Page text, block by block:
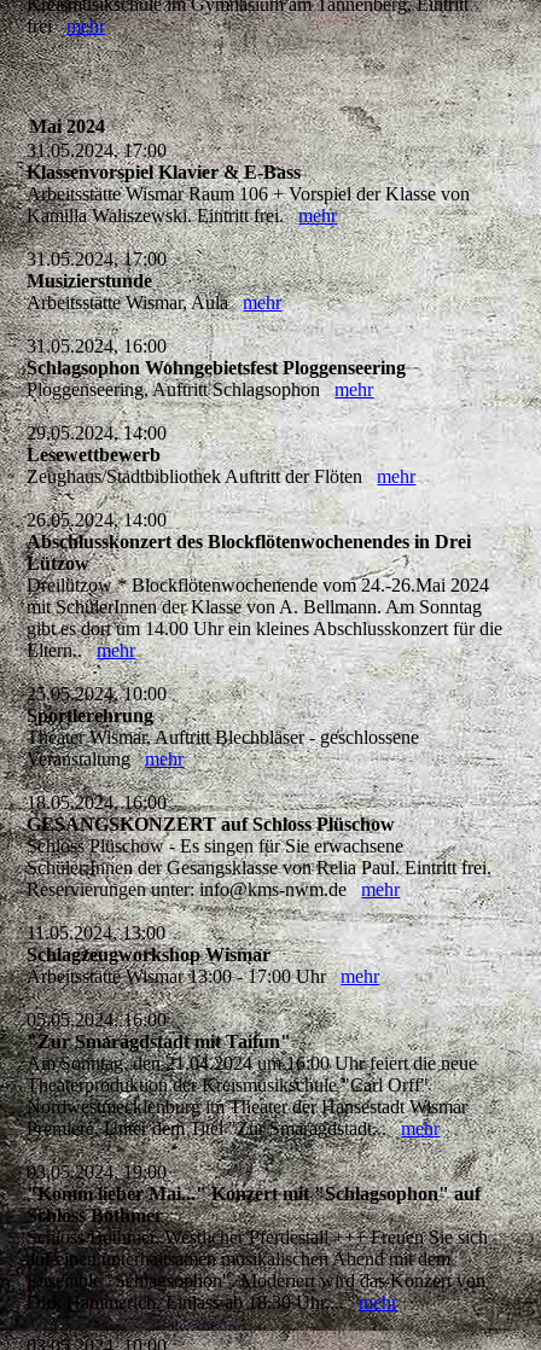
Kreismusikschule im Gymnasium am Tannenberg, Eintritt
freimehr
Mai 2024
31.05.2024, 17:00
Klassenvorspiel Klavier & E-Bass
Arbeitsstätte Wismar Raum 106 + Vorspiel der Klasse von
Kamilla Waliszewski. Eintritt frei.mehr
31.05.2024, 17:00
Musizierstunde
Arbeitsstätte Wismar, Aulamehr
31.05.2024, 16:00
Schlagsophon Wohngebietsfest Ploggenseering
Ploggenseering, Auftritt Schlagsophonmehr
29.05.2024, 14:00
Lesewettbewerb
Zeughaus/Stadtbibliothek Auftritt der Flötenmehr
26.05.2024, 14:00
Abschlusskonzert des Blockflötenwochenendes in Drei
Lützow
Dreilützow * Blockflötenwochenende vom 24.-26.Mai 2024
mit SchülerInnen der Klasse von A. Bellmann. Am Sonntag
gibt es dort um 14.00 Uhr ein kleines Abschlusskonzert für die
Eltern..mehr
25.05.2024, 10:00
Sportlerehrung
Theater Wismar, Auftritt Blechbläser - geschlossene
Veranstaltungmehr
18.05.2024, 16:00
GESANGSKONZERT auf Schloss Plüschow
Schloss Plüschow - Es singen für Sie erwachsene
Schüler:Innen der Gesangsklasse von Relia Paul. Eintritt frei.
Reservierungen unter: info@kms-nwm.demehr
11.05.2024, 13:00
Schlagzeugworkshop Wismar
Arbeitsstätte Wismar 13:00 - 17:00 Uhrmehr
05.05.2024, 16:00
"Zur Smaragdstadt mit Taifun"
Am Sonntag, den 21.04.2024 um 16:00 Uhr feiert die neue
Theaterproduktion der Kreismusikschule "Carl Orff"
Nordwestmecklenburg im Theater der Hansestadt Wismar
Premiere. Unter dem Titel "Zur Smaragdstadt...mehr
03.05.2024, 19:00
"Komm lieber Mai..." Konzert mit "Schlagsophon" auf
Schloss Bothmer
Schloss Bothmer, Westlicher Pferdestall +++ Freuen Sie sich
auf einen unterhaltsamen musikalischen Abend mit dem
Ensemble "Schlagsophon". Moderiert wird das Konzert von
Dirk Hammerich. Einlass ab 18.30 Uhr,...mehr
03.05.2024, 10:00